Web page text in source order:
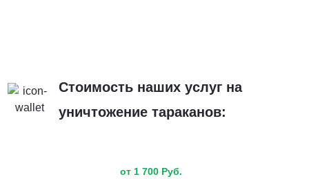
Стоимость наших услуг на
уничтожение тараканов:
от 1 700 Руб.